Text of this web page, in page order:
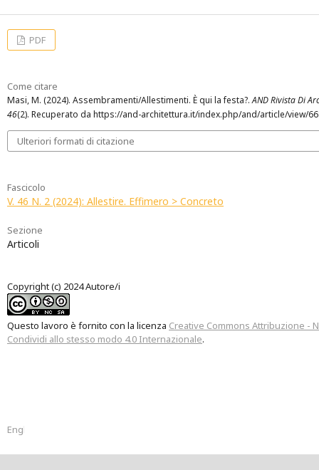
PDF
Come citare
Masi, M. (2024). Assembramenti/Allestimenti. È qui la festa?.AND Rivista Di
46(2). Recuperato da https://and-architettura.it/index.php/and/article/view/
Ulteriori formati di citazione
Fascicolo
V. 46 N. 2 (2024): Allestire. Effimero > Concreto
Sezione
Articoli
Copyright (c) 2024 Autore/i
Questo lavoro è fornito con la licenza Creative Commons Attribuzione -
Condividi allo stesso modo 4.0 Internazionale.
English